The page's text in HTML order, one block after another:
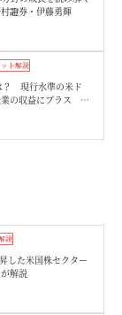
證券・伊藤勇輝
ト解説
？ 現行水準の米ド
業の収益にプラス 野
説
した米国株セクター
解説